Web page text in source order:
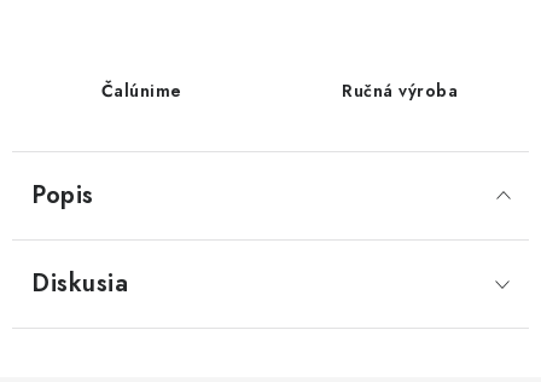
Čalúnime Ručná výroba
Popis
Diskusia